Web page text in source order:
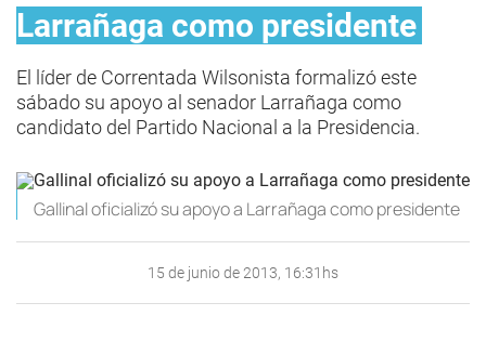
Larrañaga como presidente
El líder de Correntada Wilsonista formalizó este
sábado su apoyo al senador Larrañaga como
candidato del Partido Nacional a la Presidencia.
Gallinal oficializó su apoyo a Larrañaga como presidente
15 de junio de 2013, 16:31hs